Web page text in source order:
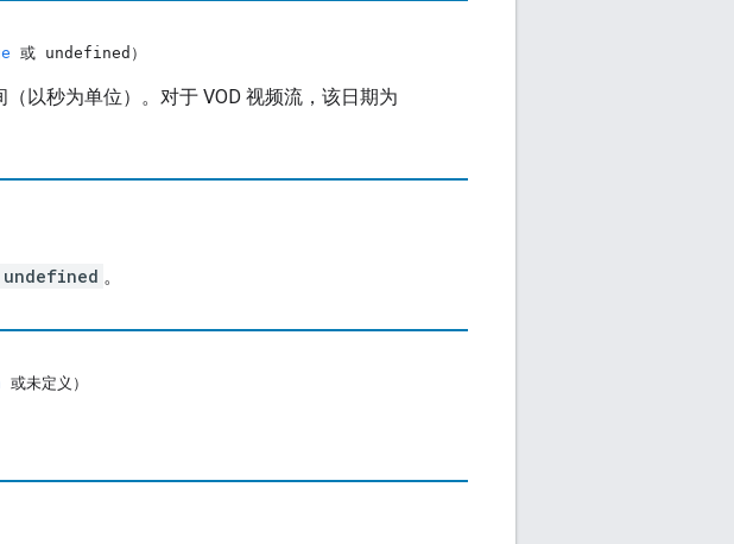
或 undefined）
以秒为单位）。对于 VOD 视频流，该日期为
undefined 。
或未定义）